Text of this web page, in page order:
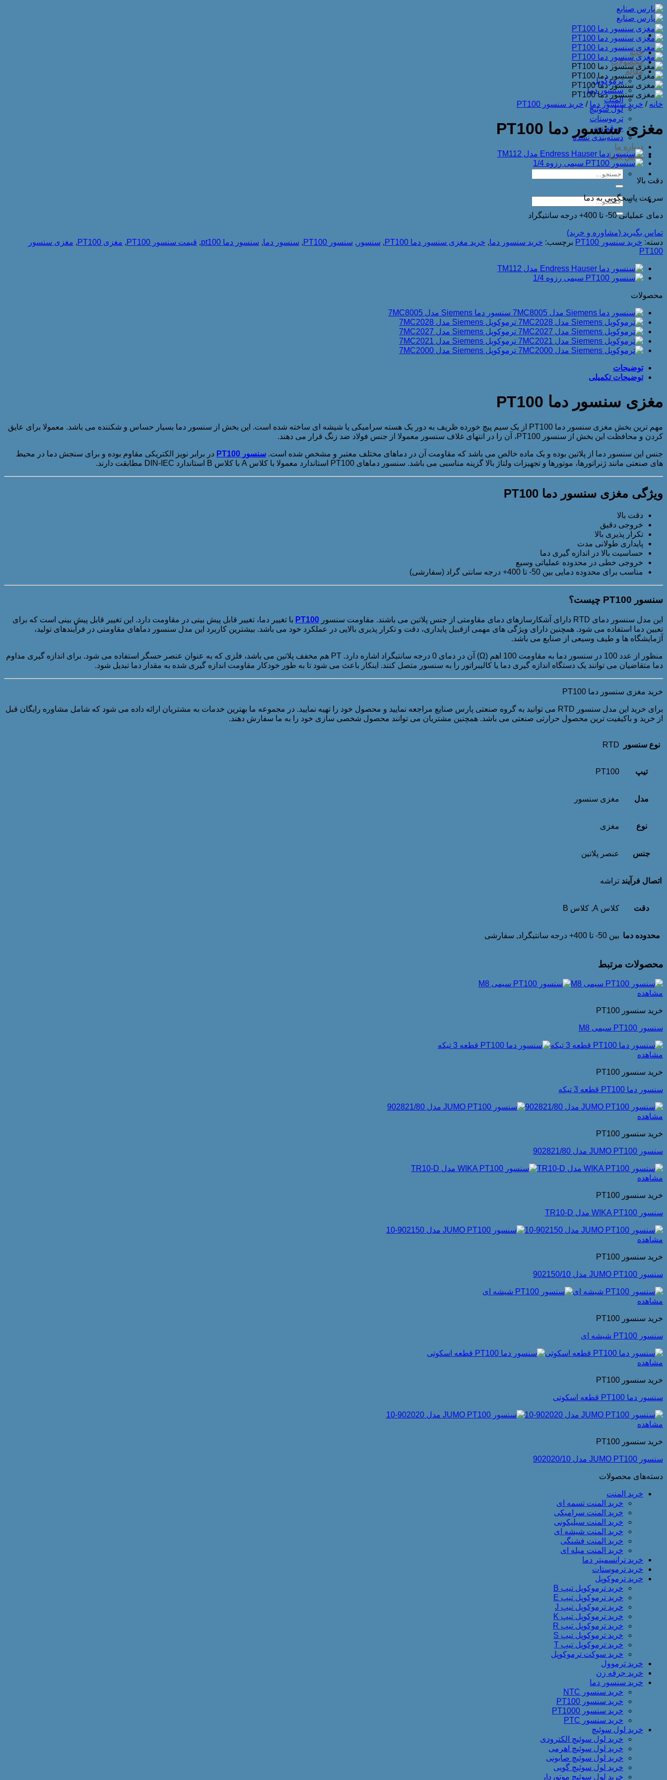
Skip
to
content
خانه
محصولات
مقاله
ترموکوپل
سنسور دما
المنت
لول سوئیچ
ترموستات
جرقه زن
دسته‌بندی نشده
درباره ما
تماس با ما
جستجو
جستجو
خانه / خرید سنسور دما / خرید سنسور PT100
مغزی سنسور دما PT100
دقت بالا
سرعت پاسخگویی به دما
دمای عملیاتی 50- تا 400+ درجه سانتیگراد
تماس بگیرید (مشاوره و خرید)
دسته: خرید سنسور PT100 برچسب: خرید سنسور دما, خرید مغزی سنسور دما PT100 , سنسور , سنسور PT100 , سنسور دما, سنسور دما pt100 , قیمت سنسور PT100 , مغزی PT100 , مغزی سنسور
PT100
محصولات
سنسور دما Siemens مدل 7MC8005
ترموکوپل Siemens مدل 7MC2028
ترموکوپل Siemens مدل 7MC2027
ترموکوپل Siemens مدل 7MC2021
ترموکوپل Siemens مدل 7MC2000
توضیحات
توضیحات تکمیلی
مغزی سنسور دما PT100
مهم ترین بخش مغزی سنسور دما PT100 از یک سیم پیچ خورده ظریف به دور یک هسته سرامیکی یا شیشه ای ساخته شده است. این بخش از سنسور دما بسیار حساس و شکننده می باشد. معمولا برای عایق
کردن و محافظت این بخش از سنسور PT100، آن را در انتهای غلاف سنسور معمولا از جنس فولاد ضد زنگ قرار می دهند.
جنس این سنسور دما از پلاتین بوده و یک ماده خالص می باشد که مقاومت آن در دماهای مختلف معتبر و مشخص شده است. سنسور PT100
در برابر نویز الکتریکی مقاوم بوده و برای سنجش دما در محیط
های صنعتی مانند ژنراتورها، موتورها و تجهیزات ولتاژ بالا گزینه مناسبی می باشد. سنسور دماهای PT100 استاندارد معمولا با کلاس A با کلاس B استاندارد DIN-IEC مطابقت دارند.
ویژگی مغزی سنسور دما PT100
دقت بالا
خروجی دقیق
تکرار پذیری بالا
پایداری طولانی مدت
حساسیت بالا در اندازه گیری دما
خروجی خطی در محدوده عملیاتی وسیع
مناسب برای محدوده دمایی بین 50- تا 400+ درجه سانتی گراد (سفارشی)
سنسور PT100 چیست؟
این مدل سنسور دمای RTD دارای آشکارسازهای دمای مقاومتی از جنس پلاتین می باشند. مقاومت سنسور PT100 با تغییر دما، تغییر قابل پیش بینی در مقاومت دارد. این تغییر قابل پیش بینی است که برای
تعیین دما استفاده می شود. همچنین دارای ویژگی های مهمی ازقبیل پایداری، دقت و تکرار پذیری بالایی در عملکرد خود می باشد. بیشترین کاربرد این مدل سنسور دماهای مقاومتی در فرآیندهای تولید،
آژمایشگاه ها و طیف وسیعی از صنایع می باشد.
منظور از عدد 100 در سنسور دما به مقاومت 100 اهم (Ω) آن در دمای 0 درجه سانتیگراد اشاره دارد. PT هم مخفف پلاتین می باشد، فلزی که به عنوان عنصر حسگر استفاده می شود. برای اندازه گیری مداوم
دما متقاضیان می توانند یک دستگاه اندازه گیری دما یا کالیبراتور را به سنسور متصل کنند. اینکار باعث می شود تا به طور خودکار مقاومت اندازه گیری شده به مقدار دما تبدیل شود.
خرید مغزی سنسور دما PT100
برای خرید این مدل سنسور RTD می توانید به گروه صنعتی پارس صنایع مراجعه نمایید و محصول خود را تهیه نمایید. در مجموعه ما بهترین خدمات به مشتریان ارائه داده می شود که شامل مشاوره رایگان قبل
از خرید و باکیفیت ترین محصول حرارتی صنعتی می باشد. همچنین مشتریان می توانند محصول شخصی سازی خود را به ما سفارش دهند.
نوع سنسور RTD
تیپ PT100
مدل مغزی سنسور
نوع مغزی
جنس عنصر پلاتین
اتصال فرآیند تراشه
دقت کلاس A, کلاس B
محدوده دما بین 50- تا 400+ درجه سانتیگراد, سفارشی
محصولات مرتبط
مشاهده
خرید سنسور PT100
سنسور PT100 سیمی M8
مشاهده
خرید سنسور PT100
سنسور دما PT100 قطعه 3 تیکه
مشاهده
خرید سنسور PT100
سنسور JUMO PT100 مدل 902821/80
مشاهده
خرید سنسور PT100
سنسور WIKA PT100 مدل TR10-D
مشاهده
خرید سنسور PT100
سنسور JUMO PT100 مدل 902150/10
مشاهده
خرید سنسور PT100
سنسور PT100 شیشه ای
مشاهده
خرید سنسور PT100
سنسور دما PT100 قطعه اسکوتی
مشاهده
خرید سنسور PT100
سنسور JUMO PT100 مدل 902020/10
دسته‌های محصولات
خرید المنت
خرید المنت تسمه ای
خرید المنت سرامیکی
خرید المنت سیلیکونی
خرید المنت شیشه ای
خرید المنت فشنگی
خرید المنت میله ای
خرید ترانسمیتر دما
خرید ترموستات
خرید ترموکوپل
خرید ترموکوپل تیپ B
خرید ترموکوپل تیپ E
خرید ترموکوپل تیپ J
خرید ترموکوپل تیپ K
خرید ترموکوپل تیپ R
خرید ترموکوپل تیپ S
خرید ترموکوپل تیپ T
خرید سوکت ترموکوپل
خرید ترموول
خرید جرقه زن
خرید سنسور دما
خرید سنسور NTC
خرید سنسور PT100
خرید سنسور PT1000
خرید سنسور PTC
خرید لول سوئیچ
خرید لول سوئیچ الکترودی
خرید لول سوئیچ اهرمی
خرید لول سوئیچ صابونی
خرید لول سوئیچ گویی
خرید لول سوئیچ موتوردار